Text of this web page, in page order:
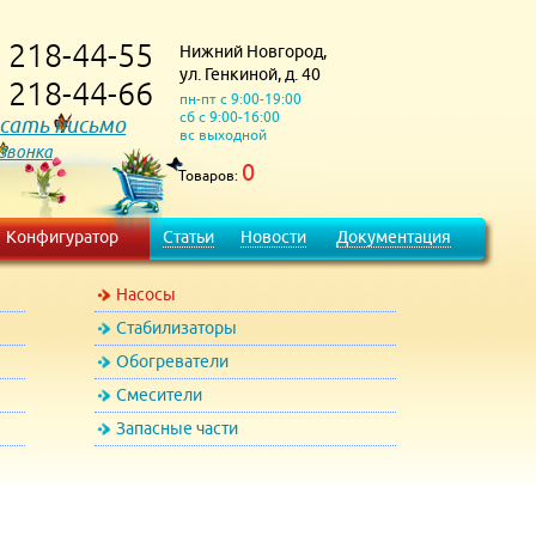
218-44-55
218-44-66
письмо
Нижний Новгород,
ул. Генкиной, д. 40
пн-пт с 9:00-19:00
сб с 9:00-16:00
вс выходной
Товаров: 0
Конфигуратор Статьи Новости Документация
Насосы
Стабилизаторы
Обогреватели
Смесители
Запасные части